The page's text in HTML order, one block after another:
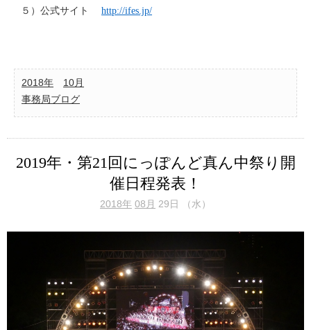
５）公式サイト http://ifes.jp/
2018年
10月
事務局ブログ
2019年・第21回にっぽんど真ん中祭り開
催日程発表！
2018年 08月 29日 （水）